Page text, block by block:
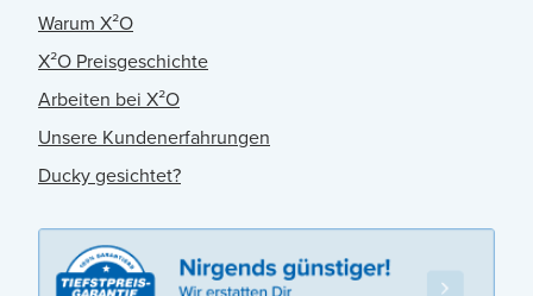
Warum X²O
X²O Preisgeschichte
Arbeiten bei X²O
Unsere Kundenerfahrungen
Ducky gesichtet?